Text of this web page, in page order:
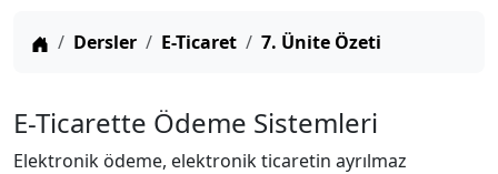
Anasayfa
Dersler E-Ticaret 7. Ünite Özeti
E-Ticarette Ödeme Sistemleri
Elektronik ödeme, elektronik ticaretin ayrılmaz